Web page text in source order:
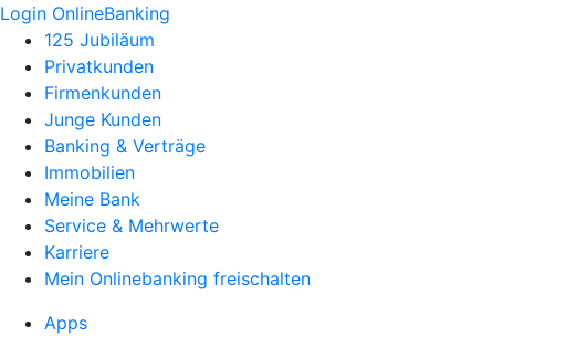
Login OnlineBanking
125 Jubiläum
Privatkunden
Firmenkunden
Junge Kunden
Banking & Verträge
Immobilien
Meine Bank
Service & Mehrwerte
Karriere
Mein Onlinebanking freischalten
Apps